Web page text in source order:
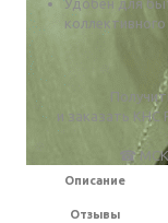
Удобен для
и заказать КНС
☎ МСК
Описание
Отзывы